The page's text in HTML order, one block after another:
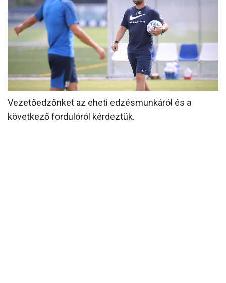
MÉRKŐZÉSEK
KLUB
GALÉRIA
SZURKOLÓI ÉLMÉNYEK
Vezetőedzőnket az eheti edzésmunkáról és a
következő fordulóról kérdeztük.